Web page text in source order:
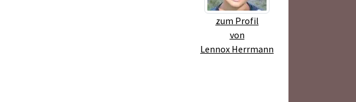
zum Profil
von
Lennox Herrmann